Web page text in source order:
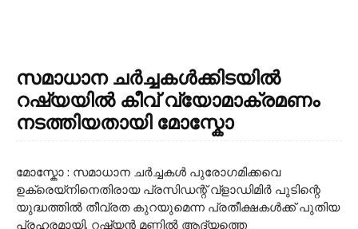
സമാധാന ചർച്ചകൾക്കിടയിൽ
റഷ്യയിൽ കീവ് വ്യോമാക്രമണം
നടത്തിയതായി മോസ്കോ
മോസ്കോ : സമാധാന ചർച്ചകൾ പുരോഗമിക്കവെ
ഉക്രെയ്‌നിനെതിരായ പ്രസിഡന്റ് വ്‌ളാഡിമിർ പുടിന്റെ
യുദ്ധത്തിൽ തീവ്രത കുറയുമെന്ന പ്രതീക്ഷകൾക്ക് പുതിയ
പ്രഹരമായി, റഷ്യൻ മണ്ണിൽ ആദ്യത്തെ